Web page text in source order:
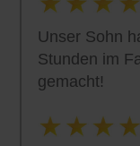
Unser Sohn
Stunden im
gemacht!